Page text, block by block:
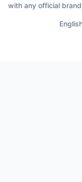
with any official